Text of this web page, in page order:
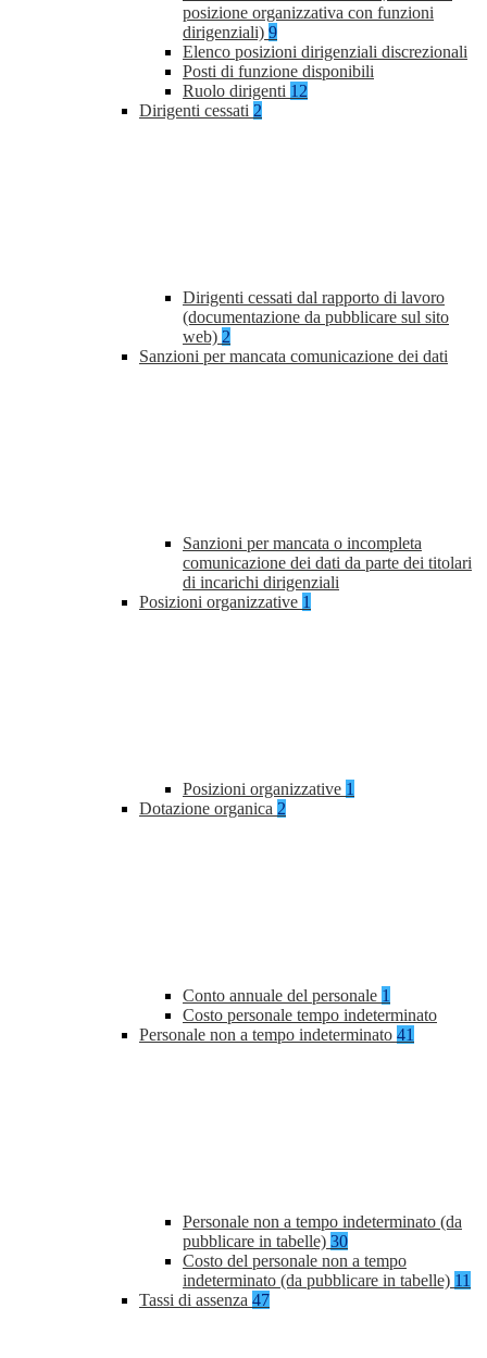
posizione organizzativa con funzioni
dirigenziali) 9
Elenco posizioni dirigenziali discrezionali
Posti di funzione disponibili
Ruolo dirigenti 12
Dirigenti cessati 2
Dirigenti cessati dal rapporto di lavoro
(documentazione da pubblicare sul sito
web) 2
Sanzioni per mancata comunicazione dei dati
Sanzioni per mancata o incompleta
comunicazione dei dati da parte dei titolari
di incarichi dirigenziali
Posizioni organizzative 1
Posizioni organizzative 1
Dotazione organica 2
Conto annuale del personale 1
Costo personale tempo indeterminato
Personale non a tempo indeterminato 41
Personale non a tempo indeterminato (da
pubblicare in tabelle) 30
Costo del personale non a tempo
indeterminato (da pubblicare in tabelle) 11
Tassi di assenza 47